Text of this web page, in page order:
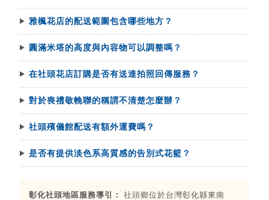
雅楓花店的配送範圍包含哪些地方？
圓滿米塔的高度與內容物可以調整嗎？
在社頭花店訂購是否有送達拍照回傳服務？
對於喪禮敬輓聯的稱謂不清楚怎麼辦？
社頭殯儀館配送有額外運費嗎？
是否有提供淡色系高質感的告別式花籃？
彰化社頭地區服務導引：
社頭鄉位於台灣彰化縣東南